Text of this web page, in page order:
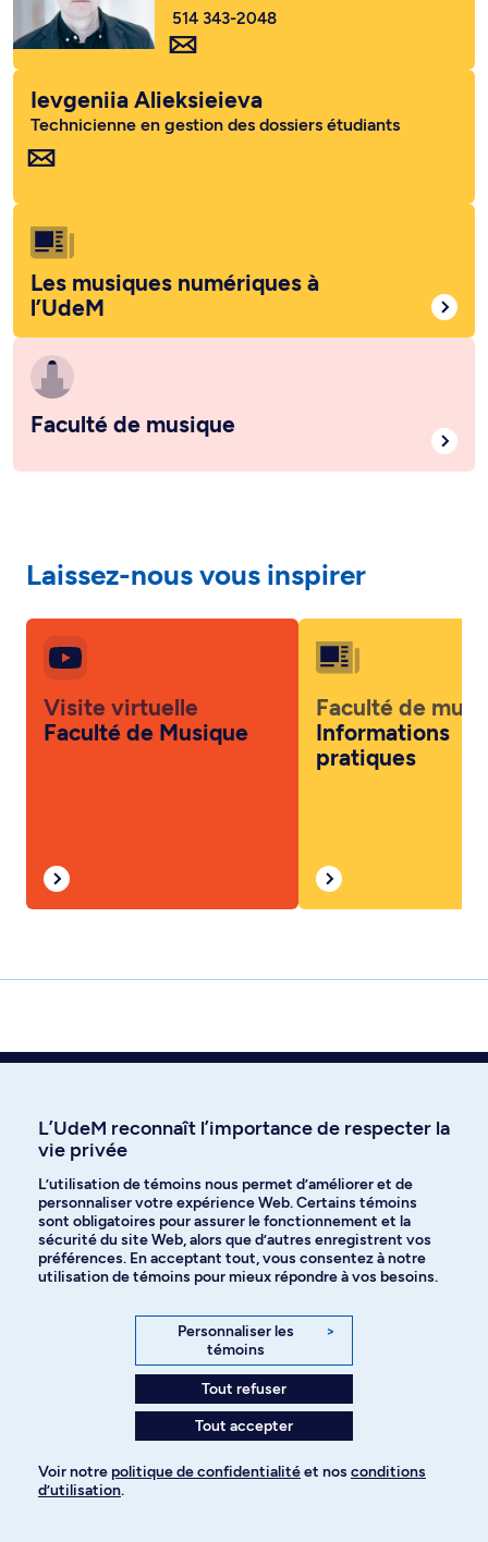
514 343-2048
Ievgeniia Alieksieieva
Technicienne en gestion des dossiers étudiants
Les musiques numériques à
l’UdeM
Faculté de musique
Laissez-nous vous inspirer
Visite virtuelle
Faculté de Musique
Faculté de
Informations
pratiques
l’admission?
Communiquer avec le Service de
Visiter le Centre d’aide en ligne
L’UdeM reconnaît l’importance de respecter la
vie privée
L’utilisation de témoins nous permet d’améliorer et de
personnaliser votre expérience Web. Certains témoins
sont obligatoires pour assurer le fonctionnement et la
sécurité du site Web, alors que d’autres enregistrent vos
préférences. En acceptant tout, vous consentez à notre
utilisation de témoins pour mieux répondre à vos besoins.
Personnaliser les
témoins
>
Tout refuser
Tout accepter
Voir notre politique de confidentialitéet nos conditions
d’utilisation.